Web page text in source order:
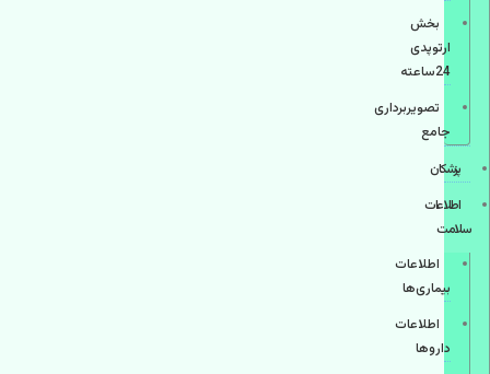
بخش
ارتوپدی
24ساعته
تصویربرداری
جامع
پزشكان
اطلاعات
سلامت
اطلاعات
بیماری‌ها
اطلاعات
دارو‌ها